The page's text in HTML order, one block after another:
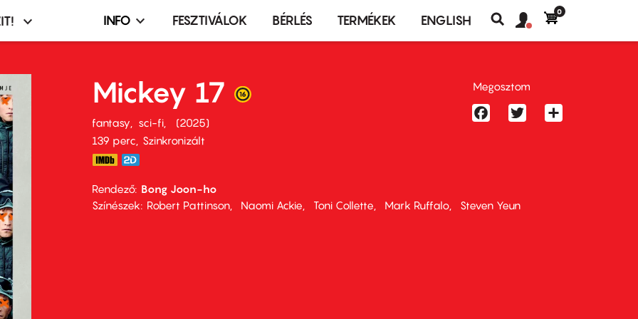
Infó,
terembérlés
menü
INFO FESZTIVÁLOK BÉRLÉS TERMÉKEK ENGLISH
Keresés
fiók
Felhasználói
0
Mickey 17
fantasy sci-fi
2025
139 perc,
Szinkronizált
Rendező Bong Joon-ho
Színészek
Robert Pattinson Naomi Ackie Toni Collette Mark Ruffalo Steven Yeun
Megosztom
FacebookTwitter